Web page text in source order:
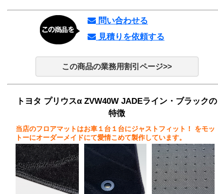
問い合わせる
見積りを依頼する
この商品の業務用割引ページ>>
トヨタ プリウスα ZVW40W JADEライン・ブラックの
特徴
当店のフロアマットはお車１台１台にジャストフィット！
をモッ
トーにオーダーメイドにて愛情こめて製作しています。